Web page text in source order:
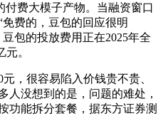
付费大模子产物。当融资窗口
费的，豆包的回应很明
包的投放费用正在2025年全
。
很容易陷入价钱贵不贵、
人没想到的是，问题的难处，
功能拆分套餐，据东方证券测